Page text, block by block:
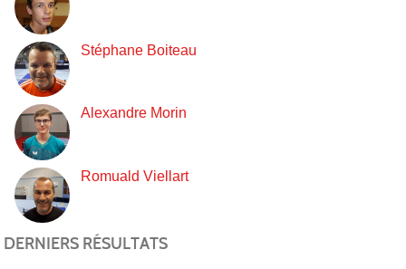
Stéphane Boiteau
Alexandre Morin
Romuald Viellart
DERNIERS RÉSULTATS